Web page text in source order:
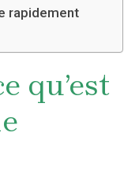
rapidement
qu’est